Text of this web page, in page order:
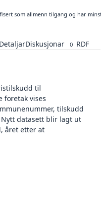
som allmenn tilgang og har
DetaljarDiskusjonar 0 RDF
til
foretak vises
tilskudd
datasett blir lagt ut
året etter at